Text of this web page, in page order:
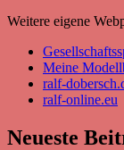
Weitere eigene
Meine
ralf-
ralf-online.eu
Neueste